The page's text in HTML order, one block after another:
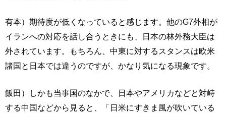
有本）期待度が低くなっていると感じます。他のG7外相が
イランへの対応を話し合うときにも、日本の林外務大臣は
外されています。もちろん、中東に対するスタンスは欧米
諸国と日本では違うのですが、かなり気になる現象です。
飯田）しかも当事国のなかで、日本やアメリカなどと対峙
する中国などから見ると、「日米にすきま風が吹いている